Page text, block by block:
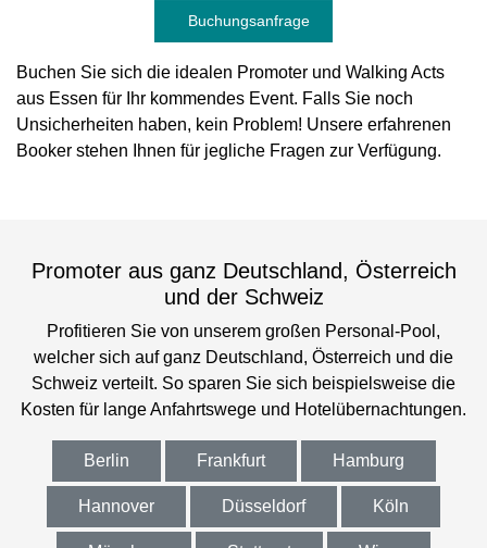
Buchungsanfrage
Buchen Sie sich die idealen Promoter und Walking Acts
aus Essen für Ihr kommendes Event. Falls Sie noch
Unsicherheiten haben, kein Problem! Unsere erfahrenen
Booker stehen Ihnen für jegliche Fragen zur Verfügung.
Promoter aus ganz Deutschland, Österreich
und der Schweiz
Profitieren Sie von unserem großen Personal-Pool,
welcher sich auf ganz Deutschland, Österreich und die
Schweiz verteilt. So sparen Sie sich beispielsweise die
Kosten für lange Anfahrtswege und Hotelübernachtungen.
Berlin Frankfurt Hamburg
Hannover Düsseldorf Köln